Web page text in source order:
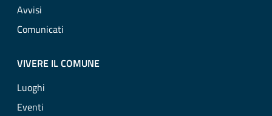
Avvisi
Comunicati
VIVERE IL COMUNE
Luoghi
Eventi